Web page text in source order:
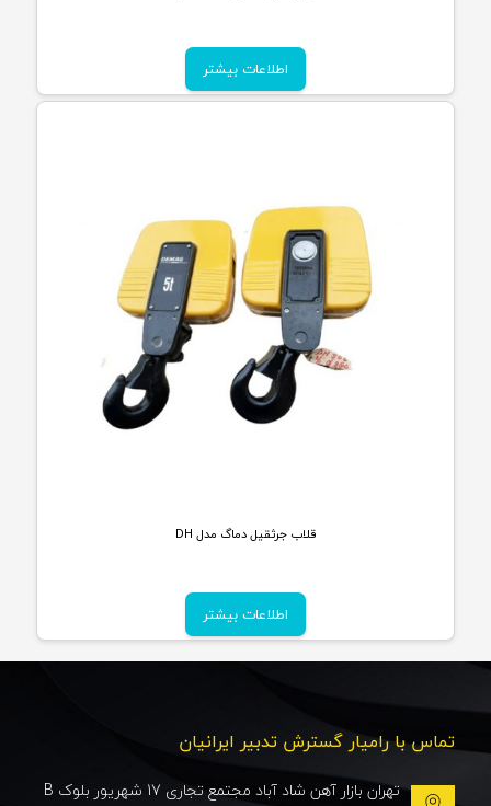
اطلاعات بیشتر
قلاب جرثقیل دماگ مدل DH
اطلاعات بیشتر
تماس با رامیار گسترش تدبیر ایرانیان
تهران بازار آهن شاد آباد مجتمع تجاری 17 شهریور بلوک B